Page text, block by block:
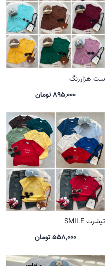
ست هزاررنگ
895,000 تومان
تیشرت SMILE
558,000 تومان